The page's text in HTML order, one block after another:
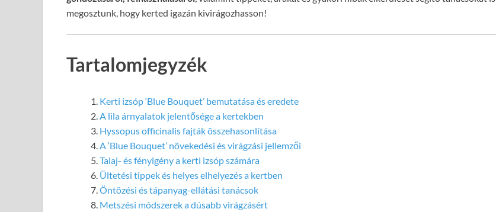
megosztunk, hogy kerted igazán kivirágozhasson!
Tartalomjegyzék
Kerti izsóp ‘Blue Bouquet’ bemutatása és eredete
A lila árnyalatok jelentősége a kertekben
Hyssopus officinalis fajták összehasonlítása
A ‘Blue Bouquet’ növekedési és virágzási jellemzői
Talaj- és fényigény a kerti izsóp számára
Ültetési tippek és helyes elhelyezés a kertben
Öntözési és tápanyag-ellátási tanácsok
Metszési módszerek a dúsabb virágzásért